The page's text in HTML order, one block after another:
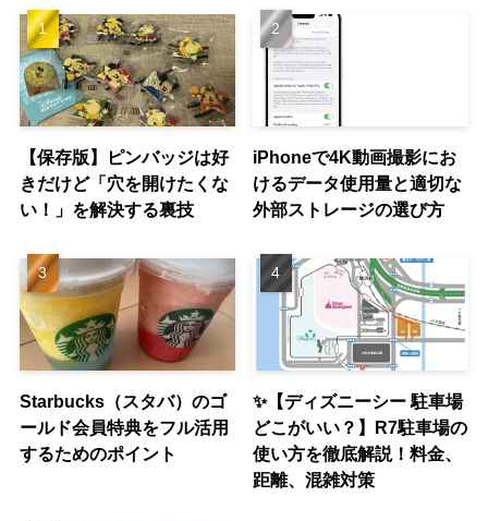
【保存版】ピンバッジは好
きだけど「穴を開けたくな
い！」を解決する裏技
iPhoneで4K動画撮影にお
けるデータ使用量と適切な
外部ストレージの選び方
Starbucks（スタバ）のゴ
ールド会員特典をフル活用
するためのポイント
✨【ディズニーシー 駐車場
どこがいい？】R7駐車場の
使い方を徹底解説！料金、
距離、混雑対策